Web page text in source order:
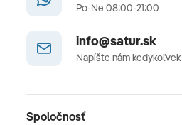
Po-Ne 08:00-21:00
info@satur.sk
Napíšte nám kedykoľvek
Spoločnosť